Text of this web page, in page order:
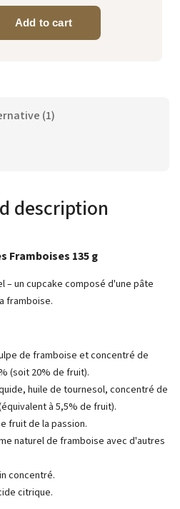
Add to cart
(1)
description
Framboises 135 g
– un cupcake composé d'une pâte
framboise.
de framboise et concentré de
(soit 20% de fruit).
huile de tournesol, concentré de
à 5,5% de fruit).
fruit de la passion.
naturel de framboise avec d'autres
concentré.
citrique.